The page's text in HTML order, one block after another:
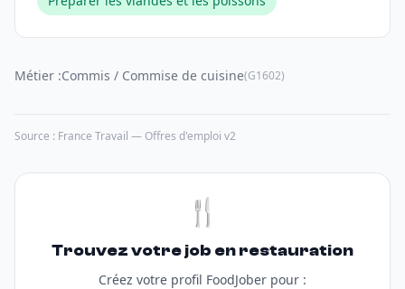
Métier :Commis / Commise de cuisine(G1602)
Source : France Travail — Offres d'emploi v2
🍴
Trouvez votre job en restauration
Créez votre profil FoodJober pour :